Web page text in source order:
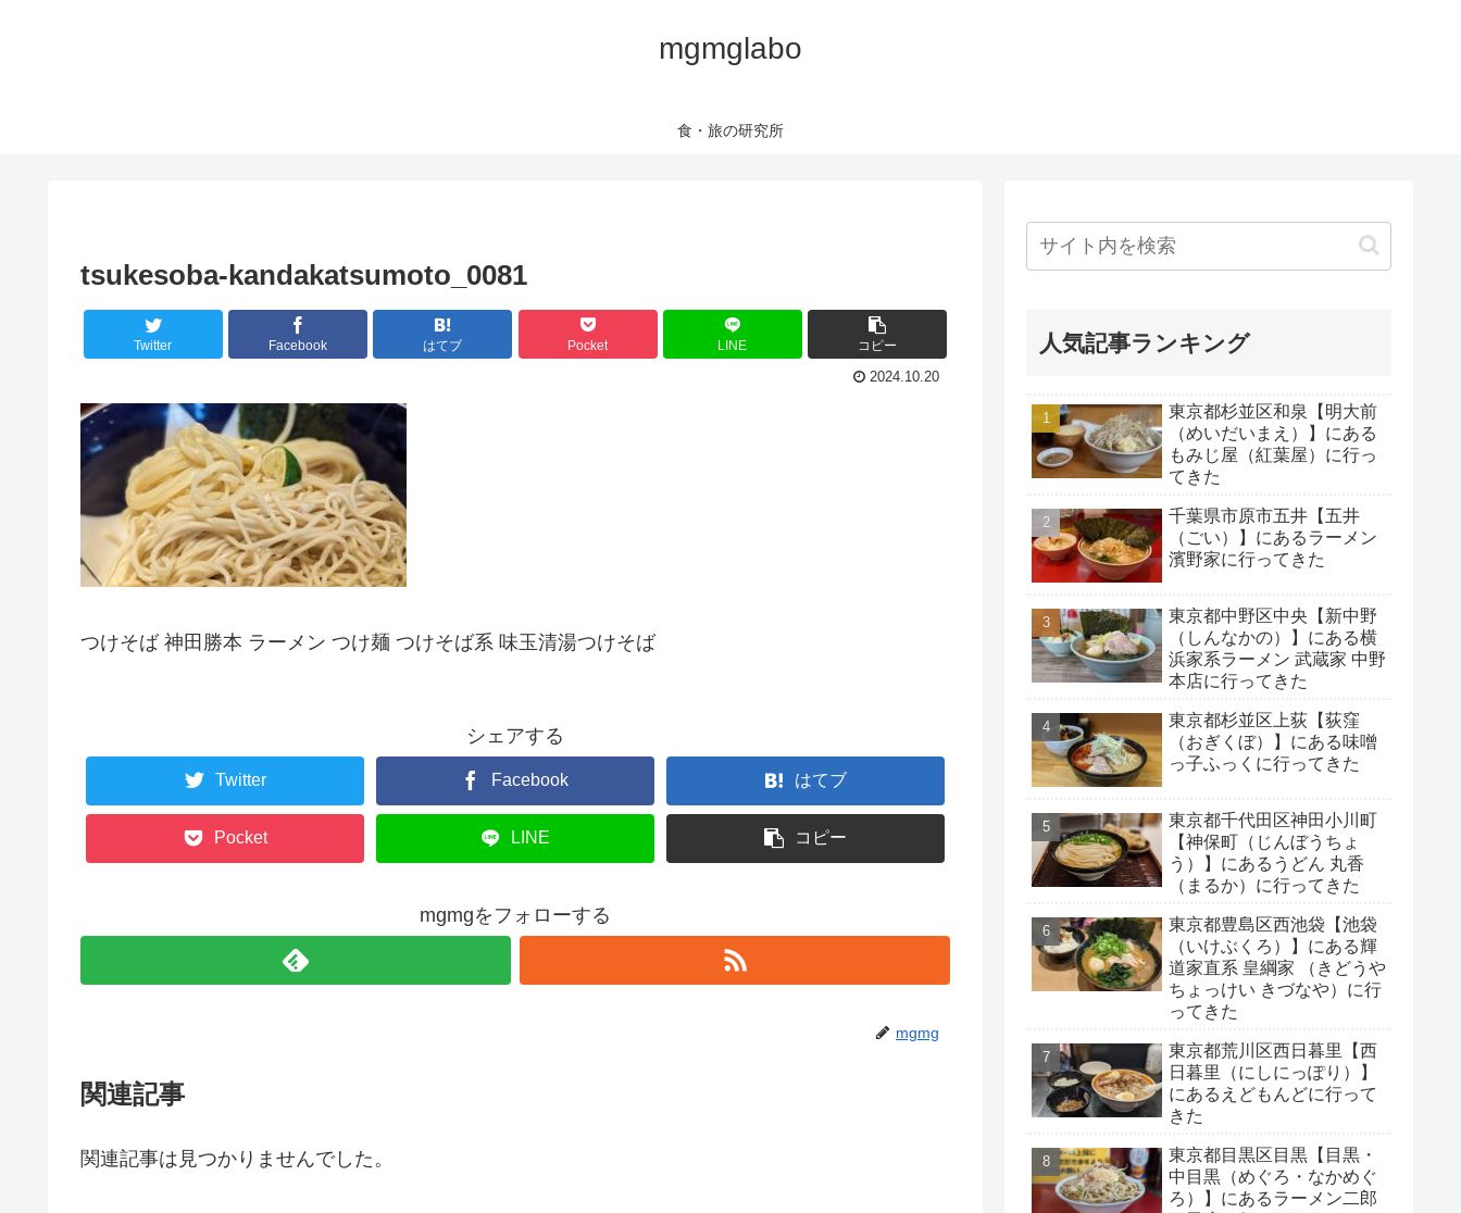
mgmglabo
食・旅の研究所
tsukesoba-kandakatsumoto_0081
Twitter Facebook はてブ Pocket LINE コピー
2024.10.20
つけそば 神田勝本 ラーメン つけ麺 つけそば系 味玉清湯つけそば
シェアする
Twitter Facebook はてブ
Pocket LINE コピー
mgmgをフォローする
mgmg
関連記事
関連記事は見つかりませんでした。
人気記事ランキング
東京都杉並区和泉【明大前
（めいだいまえ）】にある
もみじ屋（紅葉屋）に行っ
てきた
千葉県市原市五井【五井
（ごい）】にあるラーメン
濱野家に行ってきた
東京都中野区中央【新中野
（しんなかの）】にある横
浜家系ラーメン 武蔵家 中野
本店に行ってきた
東京都杉並区上荻【荻窪
（おぎくぼ）】にある味噌
っ子ふっくに行ってきた
東京都千代田区神田小川町
【神保町（じんぼうちょ
う）】にあるうどん 丸香
（まるか）に行ってきた
東京都豊島区西池袋【池袋
（いけぶくろ）】にある輝
道家直系 皇綱家 （きどうや
ちょっけい きづなや）に行
ってきた
東京都荒川区西日暮里【西
日暮里（にしにっぽり）】
にあるえどもんどに行って
きた
東京都目黒区目黒【目黒・
中目黒（めぐろ・なかめぐ
ろ）】にあるラーメン二郎